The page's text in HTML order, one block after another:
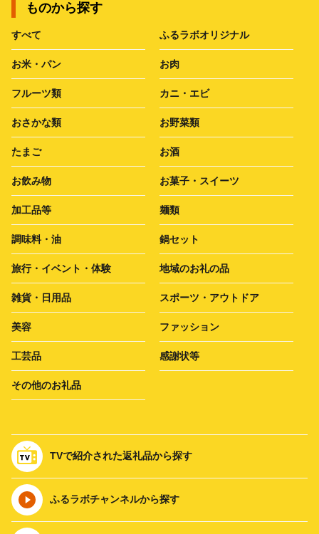
ものから探す
すべて ふるラボオリジナル
お米・パン お肉
フルーツ類 カニ・エビ
おさかな類 お野菜類
たまご お酒
お飲み物 お菓子・スイーツ
加工品等 麺類
調味料・油 鍋セット
旅行・イベント・体験 地域のお礼の品
雑貨・日用品 スポーツ・アウトドア
美容 ファッション
工芸品 感謝状等
その他のお礼品
TVで紹介された返礼品から探す
ふるラボチャンネルから探す